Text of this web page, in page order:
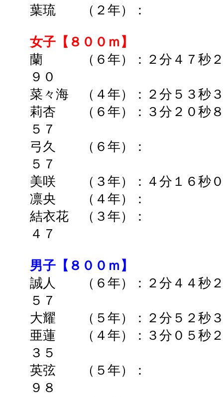
葉琉 （２年）： ➡
女子【８００ｍ】
蘭 （６年）：２分４７秒
９０
菜々海 （４年）：２分５３
莉杏 （６年）：３ 分２０秒
５７
弓久 （６年）： ➡
５７
美咲 （３年）：４分１６秒
凛央 （４年）：
結衣花 （３年）：
４７
男子【８００ｍ】
誠人 （６年）：２分４４秒
５７
大耀 （５年）：２分５２
亜蓮 （４年）：３分０５秒
３５
英弦 （５年）： ➡
９８